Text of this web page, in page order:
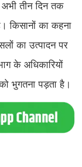
तीन दिन तक
किसानों का कहना
का उत्पादन पर
के अधिकारियों
भुगतना पड़ता है।